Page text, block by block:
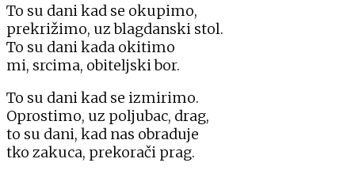
To su dani kad se okupimo,
prekrižimo, uz blagdanski stol.
To su dani kada okitimo
mi, srcima, obiteljski bor.
To su dani kad se izmirimo.
Oprostimo, uz poljubac, drag,
to su dani, kad nas obraduje
tko zakuca, prekorači prag.